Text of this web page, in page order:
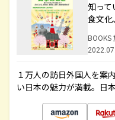
知っ
食文
BOOKS
１万人の訪日外国人を案
い日本の魅力が満載。日